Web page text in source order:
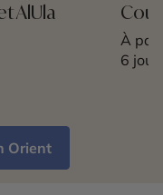
AlUla
À
6
Orient